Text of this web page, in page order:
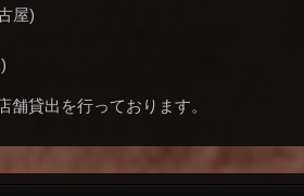
屋)
舗貸出を行っております。